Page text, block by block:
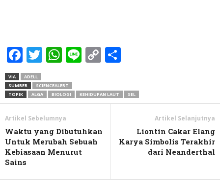
Facebook
Twitter
WhatsApp
LineCopy
VIA
ADELL
SUMBER
SCIENCEALERT
TOPIK
ALGA BIOLOGI KEHIDUPAN LAUT SEL
Artikel Sebelumnya
Waktu yang Dibutuhkan
Untuk Merubah Sebuah
Kebiasaan Menurut
Sains
Artikel Selanjutnya
Liontin Cakar Elang
Karya Simbolis Terakhir
dari Neanderthal